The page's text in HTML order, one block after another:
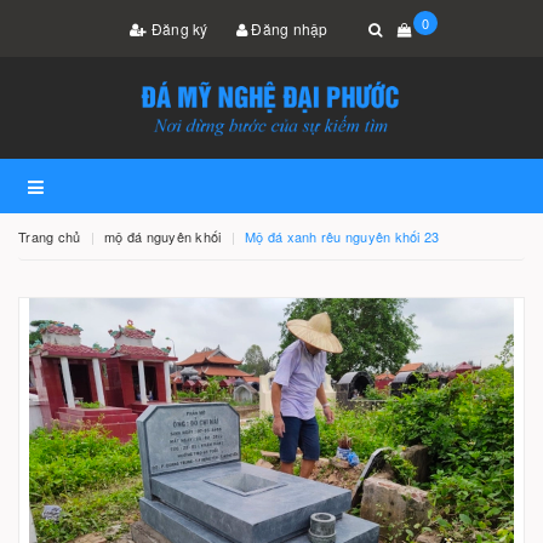
Đăng ký Đăng nhập 0
Trang chủ mộ đá nguyên khối Mộ đá xanh rêu nguyên khối 23